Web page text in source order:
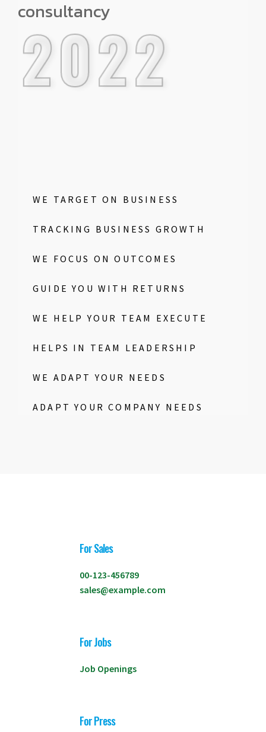
consultancy
2022
WE TARGET ON BUSINESS
TRACKING BUSINESS GROWTH
WE FOCUS ON OUTCOMES
GUIDE YOU WITH RETURNS
WE HELP YOUR TEAM EXECUTE
HELPS IN TEAM LEADERSHIP
WE ADAPT YOUR NEEDS
ADAPT YOUR COMPANY NEEDS
For Sales
00-123-456789
sales@example.com
For Jobs
Job Openings
For Press